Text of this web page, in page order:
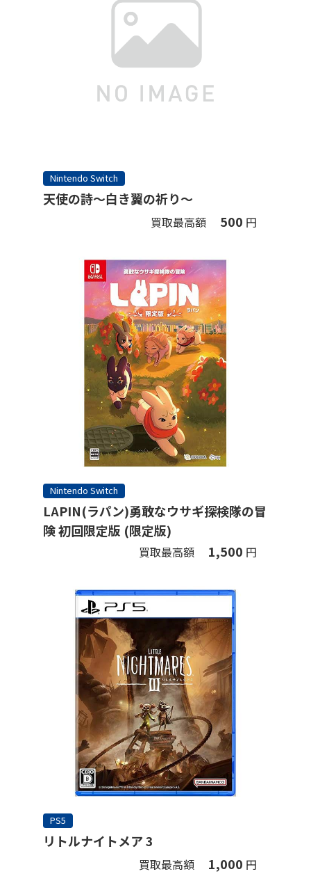
Nintendo Switch
天使の詩～白き翼の祈り～
買取最高額 500 円
Nintendo Switch
LAPIN(ラパン)勇敢なウサギ探検隊の冒
険 初回限定版 (限定版)
買取最高額 1,500 円
PS5
リトルナイトメア 3
買取最高額 1,000 円